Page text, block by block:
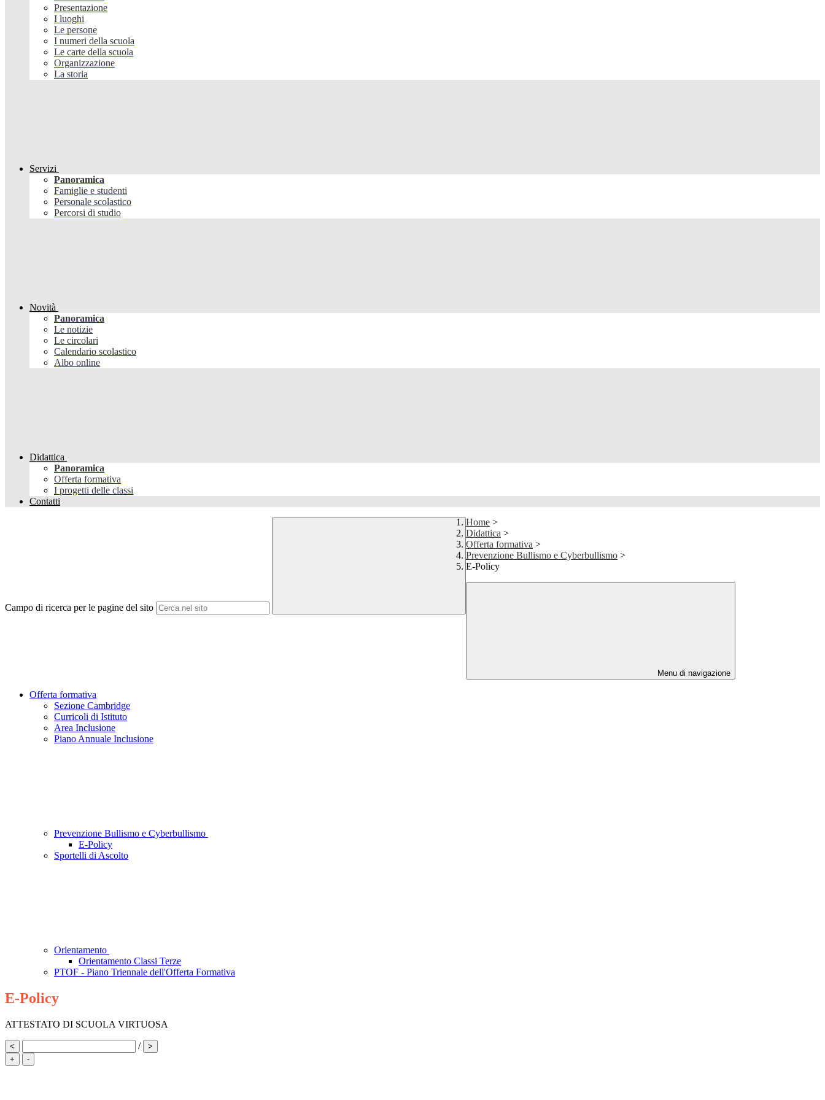
Presentazione
I luoghi
Le persone
I numeri della scuola
Le carte della scuola
Organizzazione
La storia
Servizi
Panoramica
Famiglie e studenti
Personale scolastico
Percorsi di studio
Novità
Panoramica
Le notizie
Le circolari
Calendario scolastico
Albo online
Didattica
Panoramica
Offerta formativa
I progetti delle classi
Contatti
Campo di ricerca per le pagine del sito
Home >
Didattica >
Offerta formativa >
Prevenzione Bullismo e Cyberbullismo >
E-Policy
Menu di navigazione
Offerta formativa
Sezione Cambridge
Curricoli di Istituto
Area Inclusione
Piano Annuale Inclusione
Prevenzione Bullismo e Cyberbullismo
E-Policy
Sportelli di Ascolto
Orientamento
Orientamento Classi Terze
PTOF - Piano Triennale dell'Offerta Formativa
E-Policy
ATTESTATO DI SCUOLA VIRTUOSA
< /
>
+
-